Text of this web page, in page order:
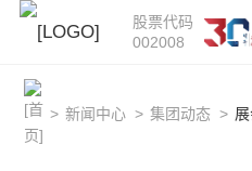
股票代码
002008
> 新闻中心 > 集团动态 >